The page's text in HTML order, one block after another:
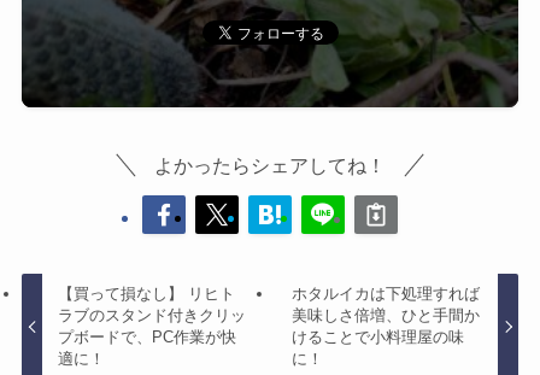
よかったらシェアしてね！
【買って損なし】 リヒト
ラブのスタンド付きクリッ
プボードで、PC作業が快
適に！
ホタルイカは下処理すれば
美味しさ倍増、ひと手間か
けることで小料理屋の味
に！